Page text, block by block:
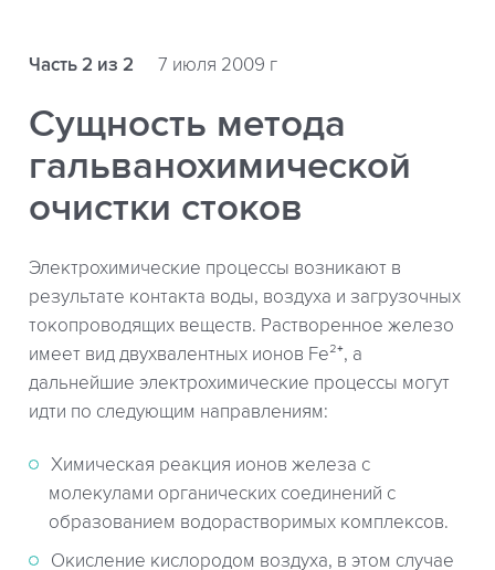
Часть 2 из 2 7 июля 2009 г
Сущность метода
гальванохимической
очистки стоков
Электрохимические процессы возникают в
результате контакта воды, воздуха и загрузочных
токопроводящих веществ. Растворенное железо
имеет вид двухвалентных ионов Fe²⁺, а
дальнейшие электрохимические процессы могут
идти по следующим направлениям:
Химическая реакция ионов железа с
молекулами органических соединений с
образованием водорастворимых комплексов.
Окисление кислородом воздуха, в этом случае